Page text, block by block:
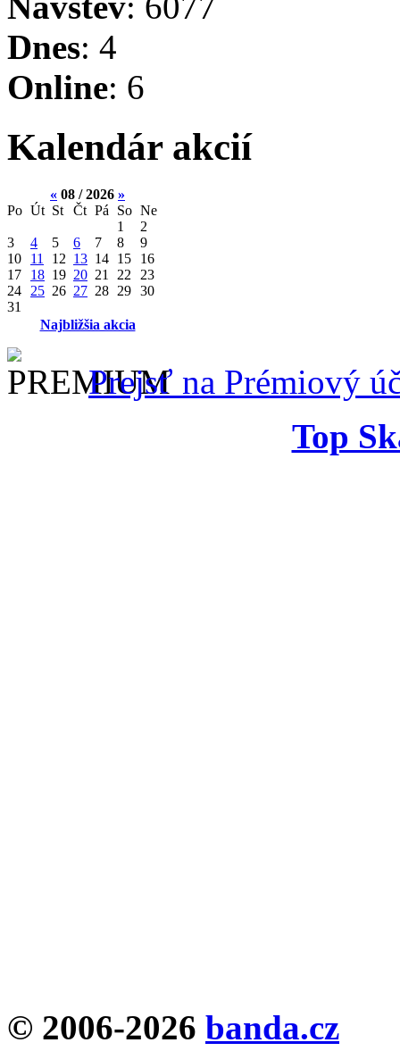
Dnes: 4
Online: 6
Kalendár akcií
« 08 / 2026 »
Po Út St Čt Pá So Ne
1
2
3
4 5 6 7 8
9
10
11 12 13 14 15
16
17
18 19 20 21 22
23
24
25 26 27 28 29 30
31
Najbližšia akcia
Prejsť na Prémiový
Top
© 2006-2026 banda.cz